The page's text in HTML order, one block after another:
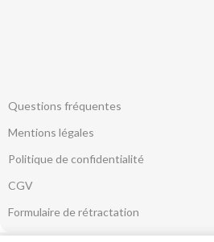
Questions fréquentes
Mentions légales
Politique de confidentialité
CGV
Formulaire de rétractation